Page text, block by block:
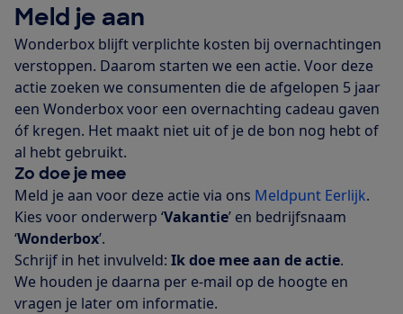
Meld je aan
Wonderbox blijft verplichte kosten bij overnachtingen
verstoppen. Daarom starten we een actie. Voor deze
actie zoeken we consumenten die de afgelopen 5 jaar
een Wonderbox voor een overnachting cadeau gaven
óf kregen. Het maakt niet uit of je de bon nog hebt of
al hebt gebruikt.
Zo doe je mee
Meld je aan voor deze actie via ons Meldpunt Eerlijk.
Kies voor onderwerp ‘Vakantie’ en bedrijfsnaam
‘Wonderbox’.
Schrijf in het invulveld: Ik doe mee aan de actie.
We houden je daarna per e-mail op de hoogte en
vragen je later om informatie.